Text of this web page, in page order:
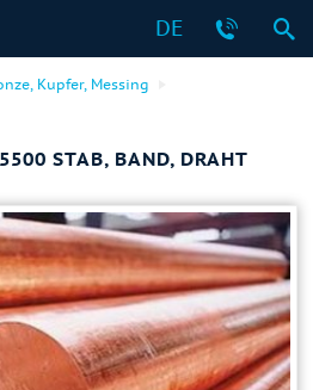
DE
Kupfer, Messing
STAB, BAND, DRAHT